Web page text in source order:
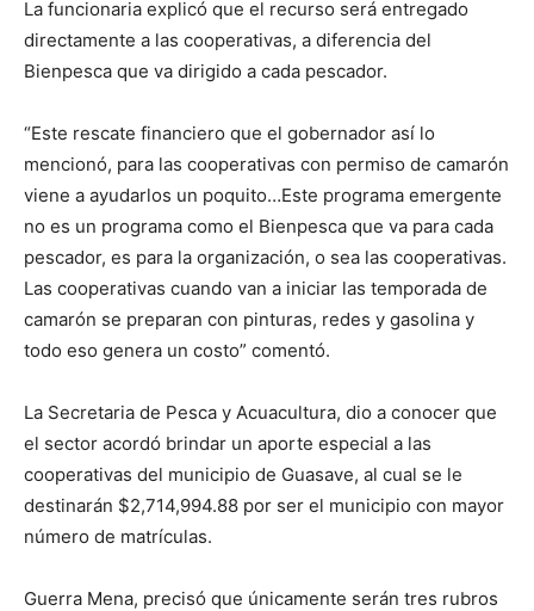
La funcionaria explicó que el recurso será entregado
directamente a las cooperativas, a diferencia del
Bienpesca que va dirigido a cada pescador.
“Este rescate financiero que el gobernador así lo
mencionó, para las cooperativas con permiso de camarón
viene a ayudarlos un poquito…Este programa emergente
no es un programa como el Bienpesca que va para cada
pescador, es para la organización, o sea las cooperativas.
Las cooperativas cuando van a iniciar las temporada de
camarón se preparan con pinturas, redes y gasolina y
todo eso genera un costo” comentó.
La Secretaria de Pesca y Acuacultura, dio a conocer que
el sector acordó brindar un aporte especial a las
cooperativas del municipio de Guasave, al cual se le
destinarán $2,714,994.88 por ser el municipio con mayor
número de matrículas.
Guerra Mena, precisó que únicamente serán tres rubros